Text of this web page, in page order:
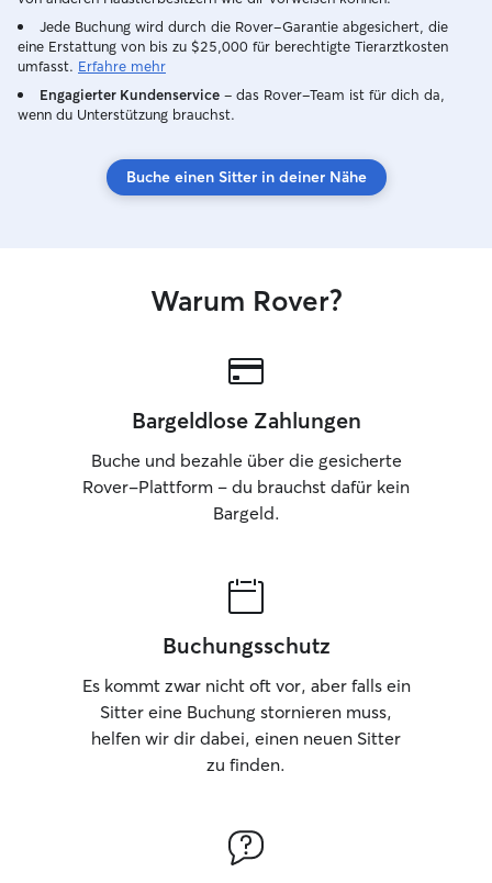
Jede Buchung wird durch die Rover-Garantie abgesichert, die
eine Erstattung von bis zu $25,000 für berechtigte Tierarztkosten
umfasst. Erfahre mehr
Engagierter Kundenservice – das Rover-Team ist für dich da,
wenn du Unterstützung brauchst.
Buche einen Sitter in deiner Nähe
Warum Rover?
Bargeldlose Zahlungen
Buche und bezahle über die gesicherte
Rover-Plattform – du brauchst dafür kein
Bargeld.
Buchungsschutz
Es kommt zwar nicht oft vor, aber falls ein
Sitter eine Buchung stornieren muss,
helfen wir dir dabei, einen neuen Sitter
zu finden.